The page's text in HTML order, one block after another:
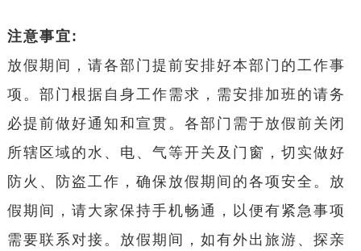
注意事宜:
放假期间，请各部门提前安排好本部门的工作事
项。部门根据自身工作需求，需安排加班的请务
必提前做好通知和宣贯。各部门需于放假前关闭
所辖区域的水、电、气等开关及门窗，切实做好
防火、防盗工作，确保放假期间的各项安全。放
假期间，请大家保持手机畅通，以便有紧急事项
需要联系对接。放假期间，如有外出旅游、探亲